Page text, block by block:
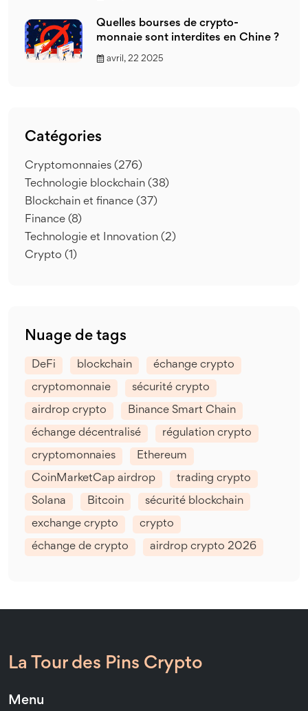
Quelles bourses de crypto-
monnaie sont interdites en Chine ?
avril, 22 2025
Catégories
Cryptomonnaies (276)
Technologie blockchain (38)
Blockchain et finance (37)
Finance (8)
Technologie et Innovation (2)
Crypto (1)
Nuage de tags
DeFi blockchain échange crypto
cryptomonnaie sécurité crypto
airdrop crypto Binance Smart Chain
échange décentralisé régulation crypto
cryptomonnaies Ethereum
CoinMarketCap airdrop trading crypto
Solana Bitcoin sécurité blockchain
exchange crypto crypto
échange de crypto airdrop crypto 2026
La Tour des Pins Crypto
Menu